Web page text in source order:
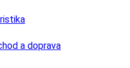
a doprava